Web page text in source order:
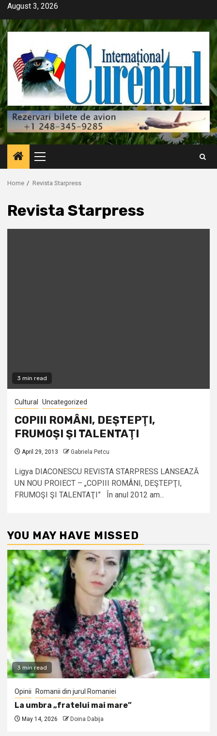
Skip
content
August 3, 2026
Primary
Menu
Home Revista Starpress
Revista Starpress
3 min read
Cultural Uncategorized
COPIII ROMÂNI, DEŞTEPŢI,
FRUMOŞI ŞI TALENTAŢI
April 29, 2013 Gabriela Petcu
Ligya DIACONESCU REVISTA STARPRESS LANSEAZĂ
UN NOU PROIECT – „COPIII ROMÂNI, DEŞTEPŢI,
FRUMOŞI ŞI TALENTAŢI” În anul 2012 am...
YOU MAY HAVE MISSED
3 min read
Opinii Romanii din jurul Romaniei
La umbra „fratelui mai mare”
May 14, 2026 Doina Dabija